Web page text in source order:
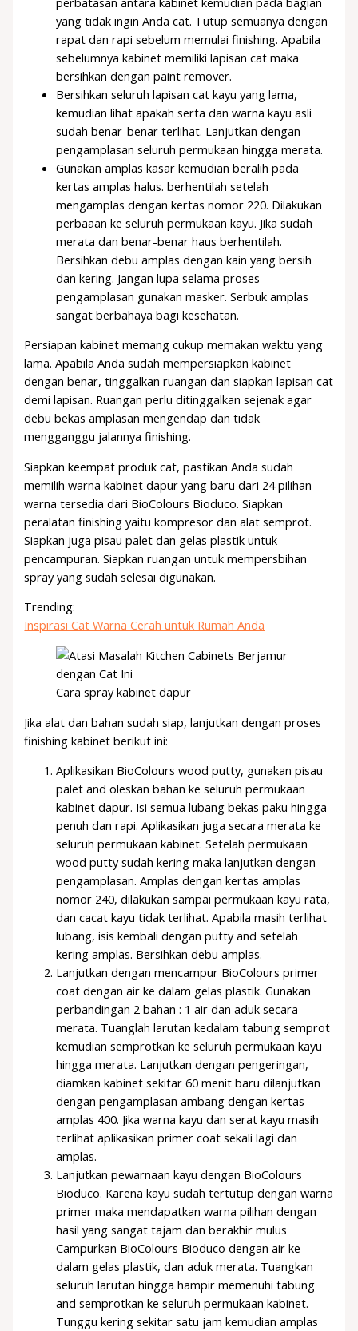
yang tidak ingin Anda cat. Tutup semuanya dengan
rapat dan rapi sebelum memulai finishing. Apabila
sebelumnya kabinet memiliki lapisan cat maka
bersihkan dengan paint remover.
Bersihkan seluruh lapisan cat kayu yang lama,
kemudian lihat apakah serta dan warna kayu asli
sudah benar-benar terlihat. Lanjutkan dengan
pengamplasan seluruh permukaan hingga merata.
Gunakan amplas kasar kemudian beralih pada
kertas amplas halus. berhentilah setelah
mengamplas dengan kertas nomor 220. Dilakukan
perbaaan ke seluruh permukaan kayu. Jika sudah
merata dan benar-benar haus berhentilah.
Bersihkan debu amplas dengan kain yang bersih
dan kering. Jangan lupa selama proses
pengamplasan gunakan masker. Serbuk amplas
sangat berbahaya bagi kesehatan.
Persiapan kabinet memang cukup memakan waktu yang
lama. Apabila Anda sudah mempersiapkan kabinet
dengan benar, tinggalkan ruangan dan siapkan lapisan cat
demi lapisan. Ruangan perlu ditinggalkan sejenak agar
debu bekas amplasan mengendap dan tidak
mengganggu jalannya finishing.
Siapkan keempat produk cat, pastikan Anda sudah
memilih warna kabinet dapur yang baru dari 24 pilihan
warna tersedia dari BioColours Bioduco. Siapkan
peralatan finishing yaitu kompresor dan alat semprot.
Siapkan juga pisau palet dan gelas plastik untuk
pencampuran. Siapkan ruangan untuk mempersbihan
spray yang sudah selesai digunakan.
Trending:
Inspirasi Cat Warna Cerah untuk Rumah Anda
Cara spray kabinet dapur
Jika alat dan bahan sudah siap, lanjutkan dengan proses
finishing kabinet berikut ini:
Aplikasikan BioColours wood putty, gunakan pisau
palet and oleskan bahan ke seluruh permukaan
kabinet dapur. Isi semua lubang bekas paku hingga
penuh dan rapi. Aplikasikan juga secara merata ke
seluruh permukaan kabinet. Setelah permukaan
wood putty sudah kering maka lanjutkan dengan
pengamplasan. Amplas dengan kertas amplas
nomor 240, dilakukan sampai permukaan kayu rata,
dan cacat kayu tidak terlihat. Apabila masih terlihat
lubang, isis kembali dengan putty and setelah
kering amplas. Bersihkan debu amplas.
Lanjutkan dengan mencampur BioColours primer
coat dengan air ke dalam gelas plastik. Gunakan
perbandingan 2 bahan : 1 air dan aduk secara
merata. Tuanglah larutan kedalam tabung semprot
kemudian semprotkan ke seluruh permukaan kayu
hingga merata. Lanjutkan dengan pengeringan,
diamkan kabinet sekitar 60 menit baru dilanjutkan
dengan pengamplasan ambang dengan kertas
amplas 400. Jika warna kayu dan serat kayu masih
terlihat aplikasikan primer coat sekali lagi dan
amplas.
Lanjutkan pewarnaan kayu dengan BioColours
Bioduco. Karena kayu sudah tertutup dengan warna
primer maka mendapatkan warna pilihan dengan
hasil yang sangat tajam dan berakhir mulus
Campurkan BioColours Bioduco dengan air ke
dalam gelas plastik, dan aduk merata. Tuangkan
seluruh larutan hingga hampir memenuhi tabung
and semprotkan ke seluruh permukaan kabinet.
Tunggu kering sekitar satu jam kemudian amplas